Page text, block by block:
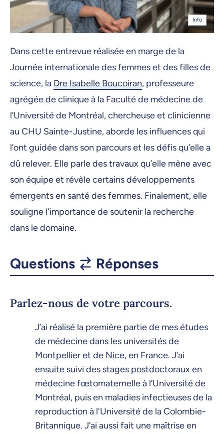
Info
Dans cette entrevue réalisée en marge de la
Journée internationale des femmes et des filles de
science, la Dre Isabelle Boucoiran, professeure
agrégée de clinique à la Faculté de médecine de
l’Université de Montréal, chercheuse et clinicienne
au CHU Sainte-Justine, aborde les influences qui
l’ont guidée dans son parcours et les défis qu’elle a
dû relever. Elle parle des travaux qu’elle mène avec
son équipe et révèle certains développements
émergents en santé des femmes. Finalement, elle
souligne l'importance de soutenir la recherche
dans le domaine.
Questions Réponses
Parlez-nous de votre parcours.
J’ai réalisé la première partie de mes études
de médecine dans les universités de
Montpellier et de Nice, en France. J’ai
ensuite suivi des stages postdoctoraux en
médecine fœtomaternelle à l’Université de
Montréal, puis en maladies infectieuses de la
reproduction à l'Université de la Colombie-
Britannique. J’ai aussi fait une maîtrise en